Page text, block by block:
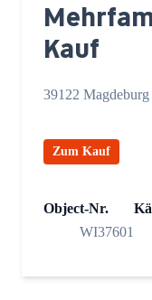
Kauf
39122 Magdeburg
Zum Kauf
Object-Nr.
WI37601